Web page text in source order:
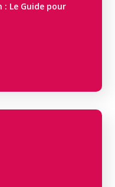
: Le Guide pour